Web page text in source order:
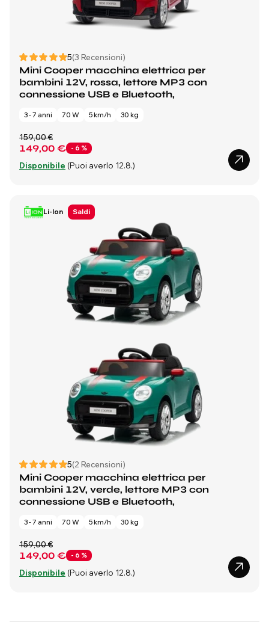
5(3 Recensioni)
Mini Cooper macchina elettrica per
bambini 12V, rossa, lettore MP3 con
connessione USB e Bluetooth,
3 - 7 anni 70 W 5 km/h 30 kg
149,00 € - 6 %
159,00 €
Disponibile (Puoi averlo 12.8.)
Li-Ion Saldi
5(2 Recensioni)
Mini Cooper macchina elettrica per
bambini 12V, verde, lettore MP3 con
connessione USB e Bluetooth,
3 - 7 anni 70 W 5 km/h 30 kg
149,00 € - 6 %
159,00 €
Disponibile (Puoi averlo 12.8.)